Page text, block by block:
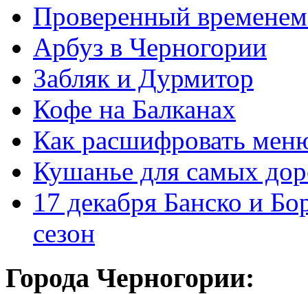
Проверенный временем
Арбуз в Черногории
Забляк и Дурмитор
Кофе на Балканах
Как расшифровать
Кушанье для самых
17 декабря Банско и
сезон
Города Черногории: